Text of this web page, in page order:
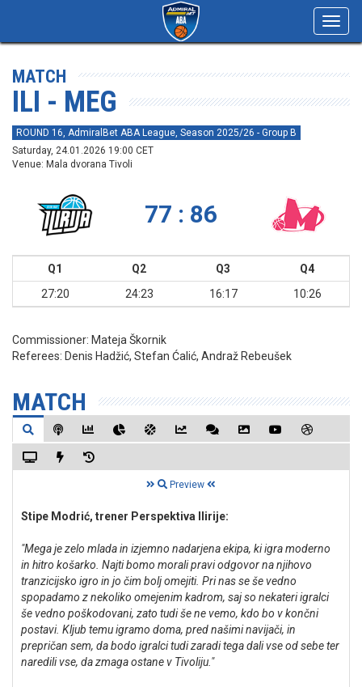
MATCH
ILI - MEG
ROUND 16, AdmiralBet ABA League, Season 2025/26 - Group B
Saturday, 24.01.2026 19:00 CET
Venue: Mala dvorana Tivoli
77 : 86
Q1 Q2 Q3
Q4
27:20
24:23 16:17 10:26
Commissioner: Mateja Škornik
Referees: Denis Hadžić, Stefan Ćalić, Andraž Rebeušek
MATCH
Preview
Stipe Modrić, trener Perspektiva Ilirije:
"Mega je zelo mlada in izjemno nadarjena ekipa, ki igra moderno
in hitro košarko. Najti bomo morali pravi odgovor na njihovo
tranzicijsko igro in jo čim bolj omejiti. Pri nas se še vedno
spopadamo z nekoliko omejenim kadrom, saj so nekateri igralci
še vedno poškodovani, zato tudi še ne vemo, kdo bo v končni
postavi. Kljub temu igramo doma, pred našimi navijači, in
prepričan sem, da bodo igralci tudi zaradi tega dali vse od sebe ter
naredili vse, da zmaga ostane v Tivoliju."